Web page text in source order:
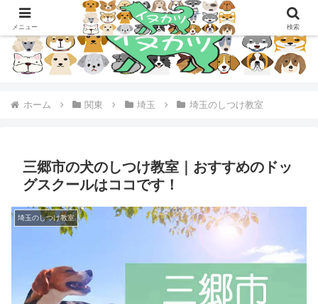
ホーム 関東 埼玉 埼玉のしつけ教室
三郷市の犬のしつけ教室｜おすすめのドッ
グスクールはココです！
埼玉のしつけ教室
メニュー 検索